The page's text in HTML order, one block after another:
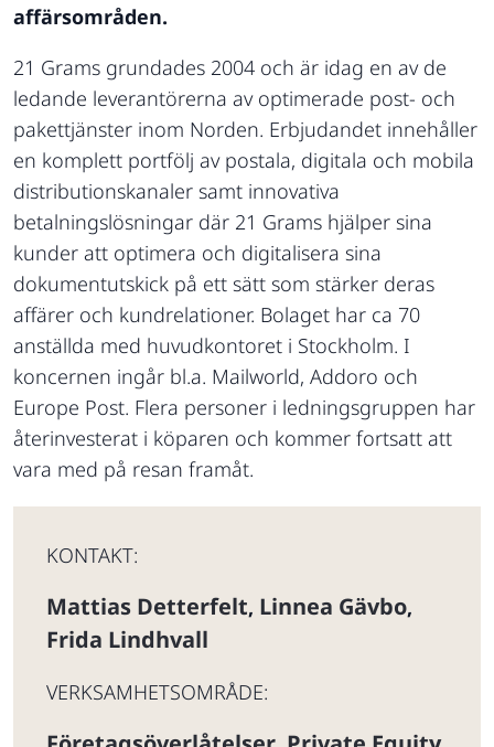
affärsområden.
21 Grams grundades 2004 och är idag en av de
ledande leverantörerna av optimerade post- och
pakettjänster inom Norden. Erbjudandet innehåller
en komplett portfölj av postala, digitala och mobila
distributionskanaler samt innovativa
betalningslösningar där 21 Grams hjälper sina
kunder att optimera och digitalisera sina
dokumentutskick på ett sätt som stärker deras
affärer och kundrelationer. Bolaget har ca 70
anställda med huvudkontoret i Stockholm. I
koncernen ingår bl.a. Mailworld, Addoro och
Europe Post. Flera personer i ledningsgruppen har
återinvesterat i köparen och kommer fortsatt att
vara med på resan framåt.
KONTAKT:
Mattias Detterfelt, Linnea Gävbo,
Frida Lindhvall
VERKSAMHETSOMRÅDE: